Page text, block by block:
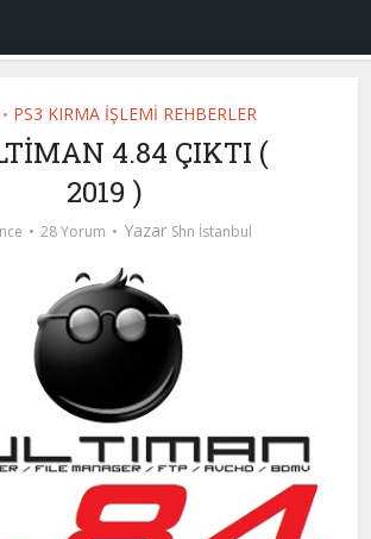
• PS3 KIRMA İŞLEMİ REHBERLER
4.84 ÇIKTI (
2019 )
28 Yorum Yazar Shn İstanbul